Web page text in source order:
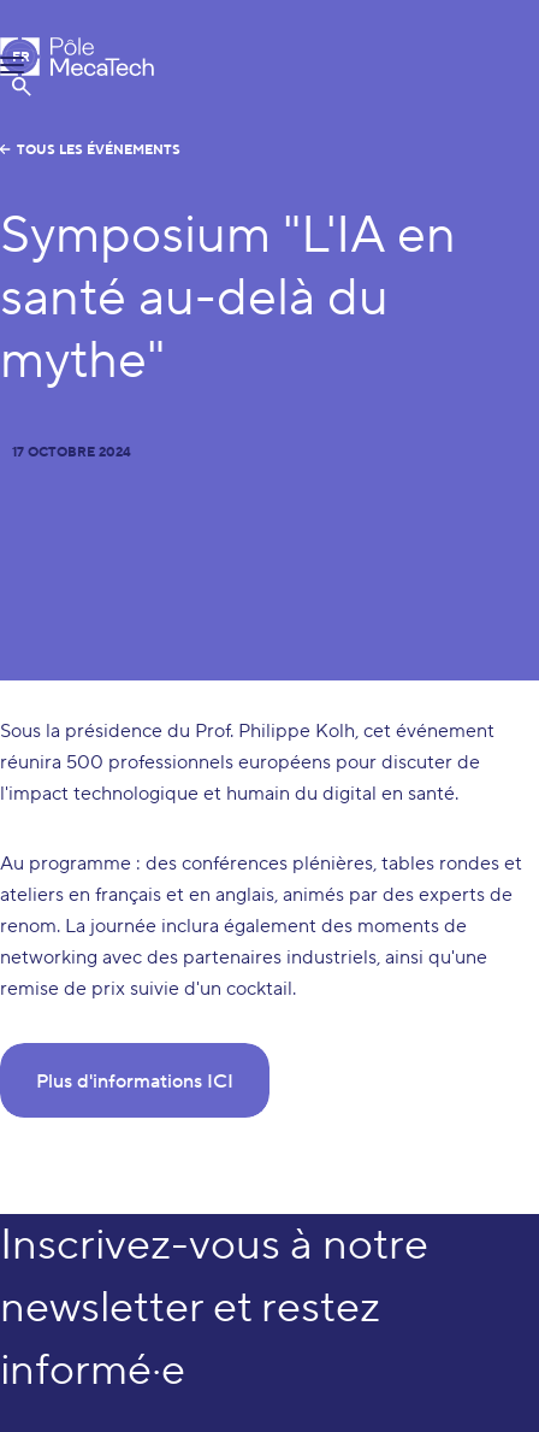
Pôle MecaTech
Menu
Afficher la Recherche
FR
EN
TOUS LES ÉVÉNEMENTS
Symposium "L'IA en
santé au-delà du
mythe"
17 OCTOBRE 2024
Sous la présidence du Prof. Philippe Kolh, cet événement
réunira 500 professionnels européens pour discuter de
l'impact technologique et humain du digital en santé.
Au programme : des conférences plénières, tables rondes et
ateliers en français et en anglais, animés par des experts de
renom. La journée inclura également des moments de
networking avec des partenaires industriels, ainsi qu'une
remise de prix suivie d'un cocktail.
Plus d'informations ICI
Inscrivez-vous à notre
newsletter et restez
informé·e